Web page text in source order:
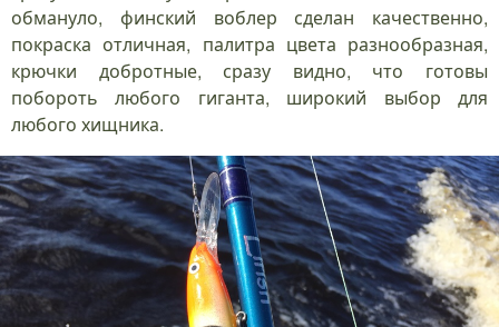
обмануло, финский воблер сделан качественно,
покраска отличная, палитра цвета разнообразная,
крючки добротные, сразу видно, что готовы
побороть любого гиганта, широкий выбор для
любого хищника.